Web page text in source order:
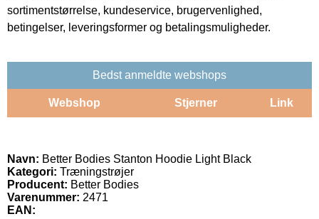
sortimentstørrelse, kundeservice, brugervenlighed,
betingelser, leveringsformer og betalingsmuligheder.
Bedst anmeldte webshops
Webshop Stjerner Link
Navn: Better Bodies Stanton Hoodie Light Black
Kategori: Træningstrøjer
Producent: Better Bodies
Varenummer: 2471
EAN: